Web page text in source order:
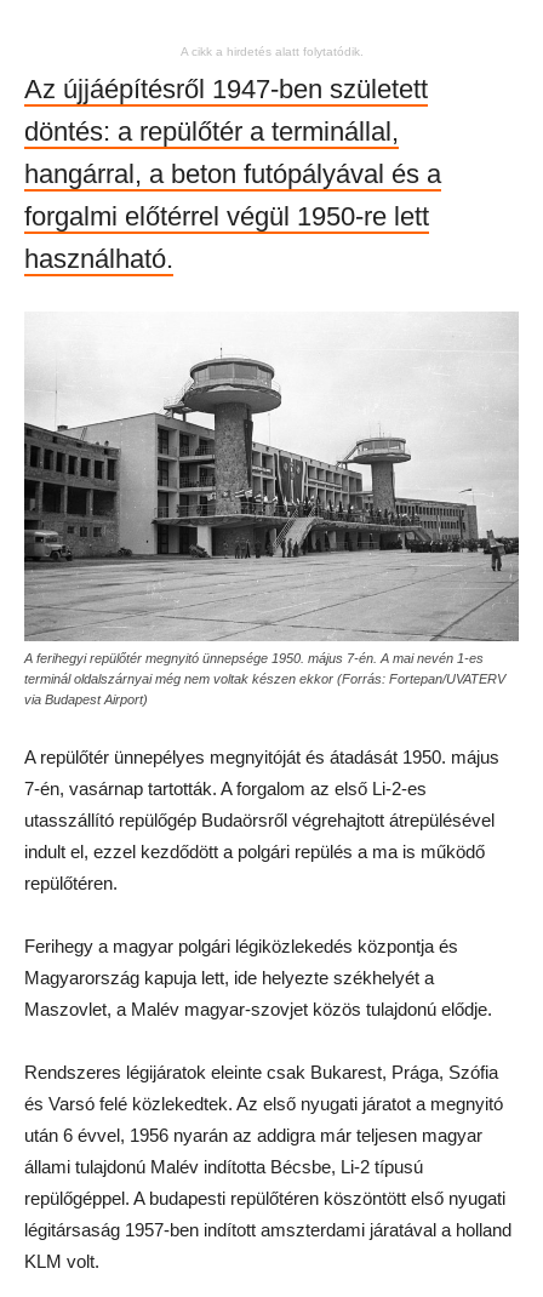
A cikk a hirdetés alatt folytatódik.
Az újjáépítésről 1947-ben született
döntés: a repülőtér a terminállal,
hangárral, a beton futópályával és a
forgalmi előtérrel végül 1950-re lett
használható.
A ferihegyi repülőtér megnyitó ünnepsége 1950. május 7-én. A mai nevén 1-es
terminál oldalszárnyai még nem voltak készen ekkor (Forrás: Fortepan/UVATERV
via Budapest Airport)
A repülőtér ünnepélyes megnyitóját és átadását 1950. május
7-én, vasárnap tartották. A forgalom az első Li-2-es
utasszállító repülőgép Budaörsről végrehajtott átrepülésével
indult el, ezzel kezdődött a polgári repülés a ma is működő
repülőtéren.
Ferihegy a magyar polgári légiközlekedés központja és
Magyarország kapuja lett, ide helyezte székhelyét a
Maszovlet, a Malév magyar-szovjet közös tulajdonú elődje.
Rendszeres légijáratok eleinte csak Bukarest, Prága, Szófia
és Varsó felé közlekedtek. Az első nyugati járatot a megnyitó
után 6 évvel, 1956 nyarán az addigra már teljesen magyar
állami tulajdonú Malév indította Bécsbe, Li-2 típusú
repülőgéppel. A budapesti repülőtéren köszöntött első nyugati
légitársaság 1957-ben indított amszterdami járatával a holland
KLM volt.